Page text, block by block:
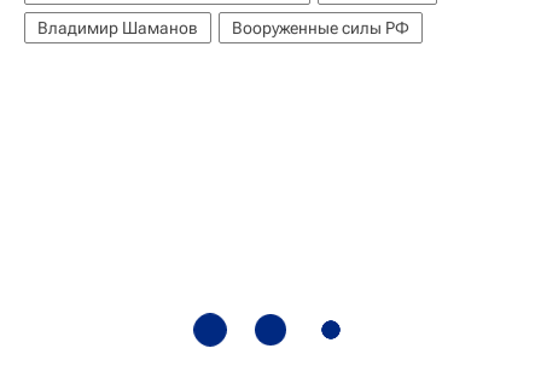
Владимир Шаманов
Вооруженные силы РФ